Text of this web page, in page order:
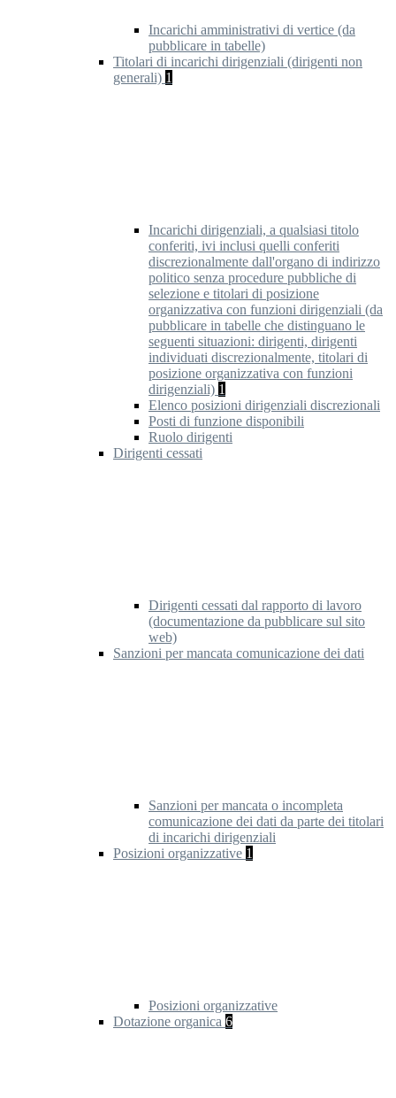
Incarichi amministrativi di vertice (da
pubblicare in tabelle)
Titolari di incarichi dirigenziali (dirigenti non
generali) 1
Incarichi dirigenziali, a qualsiasi titolo
conferiti, ivi inclusi quelli conferiti
discrezionalmente dall'organo di indirizzo
politico senza procedure pubbliche di
selezione e titolari di posizione
organizzativa con funzioni dirigenziali (da
pubblicare in tabelle che distinguano le
seguenti situazioni: dirigenti, dirigenti
individuati discrezionalmente, titolari di
posizione organizzativa con funzioni
dirigenziali) 1
Elenco posizioni dirigenziali discrezionali
Posti di funzione disponibili
Ruolo dirigenti
Dirigenti cessati
Dirigenti cessati dal rapporto di lavoro
(documentazione da pubblicare sul sito
web)
Sanzioni per mancata comunicazione dei dati
Sanzioni per mancata o incompleta
comunicazione dei dati da parte dei titolari
di incarichi dirigenziali
Posizioni organizzative 1
Posizioni organizzative
Dotazione organica 6